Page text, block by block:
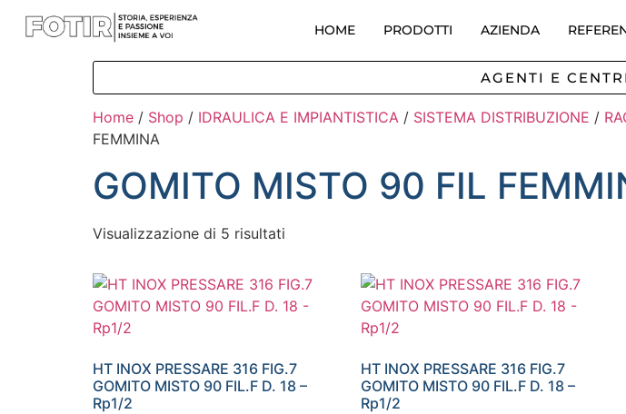
HOME PRODOTTI AZIENDA
AGENTI E
Home / Shop / IDRAULICA E IMPIANTISTICA / SISTEMA DISTRIBUZIONE /
FEMMINA
GOMITO MISTO 90 FIL
Visualizzazione di 5 risultati
HT INOX PRESSARE 316 FIG.7
GOMITO MISTO 90 FIL.F D. 18 –
Rp1/2
HT INOX PRESSARE 316 FIG.7
GOMITO MISTO 90 FIL.F D. 18 –
Rp1/2